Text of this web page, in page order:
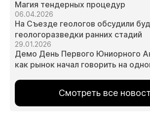
Магия тендерных процедур
06.04.2026
На Съезде геологов обсудили
геологоразведки ранних стадий
29.01.2026
Демо День Первого Юниорного
как рынок начал говорить на
Смотреть все